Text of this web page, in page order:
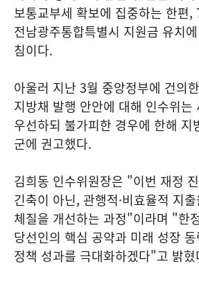
보통교부세 확보에 집중하는 한편,
전남광주통합특별시 지원금 유치
침이다.
아울러 지난 3월 중앙정부에 건의
지방채 발행 안안에 대해 인수위는
우선하되 불가피한 경우에 한해 지
군에 권고했다.
김희동 인수위원장은 "이번 재정
긴축이 아닌, 관행적·비효율적 지
체질을 개선하는 과정"이라며 "한
당선인의 핵심 공약과 미래 성장
정책 성과를 극대화하겠다"고 밝혔